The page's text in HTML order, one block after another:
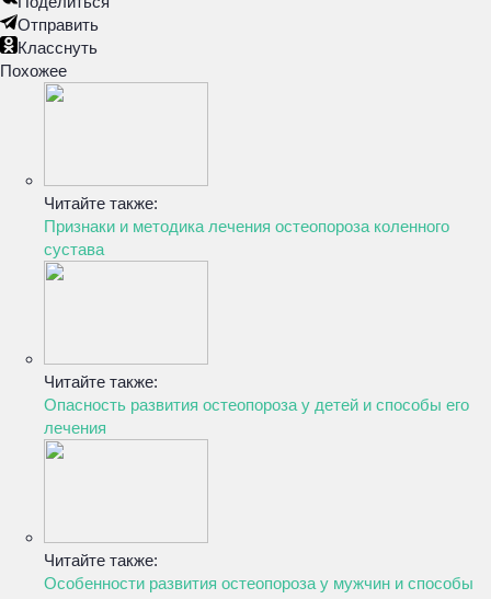
Отправить
Класснуть
Похожее
Читайте также:
Признаки и методика лечения остеопороза коленного
сустава
Читайте также:
Опасность развития остеопороза у детей и способы его
лечения
Читайте также:
Особенности развития остеопороза у мужчин и способы